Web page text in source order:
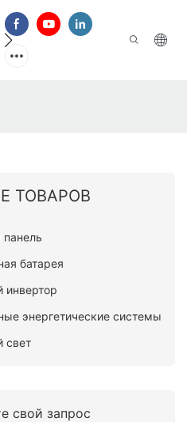
ЧАСТО ЗАДАВАЕМЫЕ
ТОВАРОВ
панель
батарея
инвертор
энергетические системы
свет
свой запрос